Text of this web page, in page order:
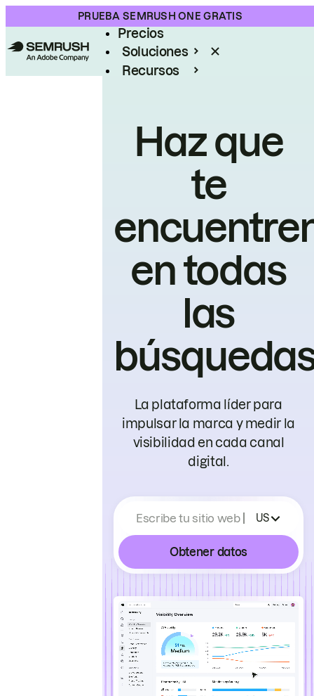
PRUEBA SEMRUSH ONE GRATIS
Producto
Precios
Soluciones
Recursos
Haz que
te
en todas
las
La plataforma líder para
impulsar la marca y medir la
visibilidad en cada canal
digital.
Escribe tu sitio web US
Obtener datos